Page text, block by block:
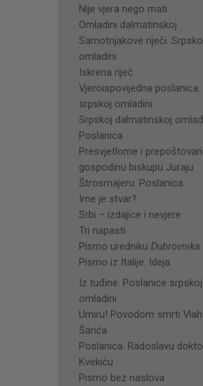
Nije vjera nego mati
Omladini dalmatinskoj
Samotnjakove riječi.
omladini
Iskrena riječ
Vjeroispovijedna poslanica.
srpskoj omladini
Srpskoj dalmatinskoj
Poslanica
Presvjetlome i
gospodinu biskupu Juraju
Štrosmajeru. Poslanica
Ime je stvar?
Srbi – izdajice i nevjere
Tri napasti
Pismo uredniku Dubrovnika
Pismo iz Italije. Ideja
Iz tuđine. Poslanice srpskoj
omladini
Umiru! Povodom smrti
Šarića
Poslanica. Radoslavu
Kvekiću
Pismo bez naslova